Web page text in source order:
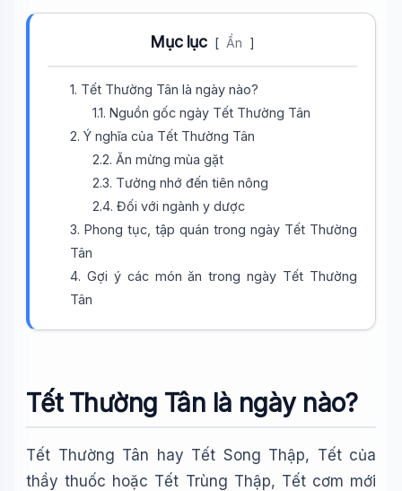
Mục lục [ Ẩn ]
1. Tết Thường Tân là ngày nào?
1.1. Nguồn gốc ngày Tết Thường Tân
2. Ý nghĩa của Tết Thường Tân
2.2. Ăn mừng mùa gặt
2.3. Tưởng nhớ đến tiên nông
2.4. Đối với ngành y dược
3. Phong tục, tập quán trong ngày Tết Thường
Tân
4. Gợi ý các món ăn trong ngày Tết Thường
Tân
Tết Thường Tân là ngày nào?
Tết Thường Tân hay Tết Song Thập, Tết của
thầy thuốc hoặc Tết Trùng Thập, Tết cơm mới